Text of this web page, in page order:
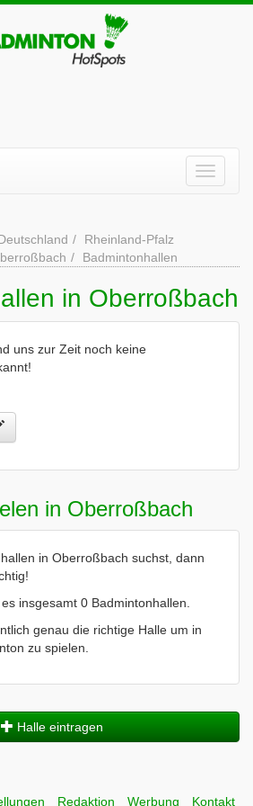
Rheinland-Pfalz
Badmintonhallen
in Oberroßbach
uns zur Zeit noch keine
in Oberroßbach
in Oberroßbach suchst, dann
insgesamt 0 Badmintonhallen.
genau die richtige Halle um in
zu spielen.
Halle eintragen
Redaktion Werbung Kontakt